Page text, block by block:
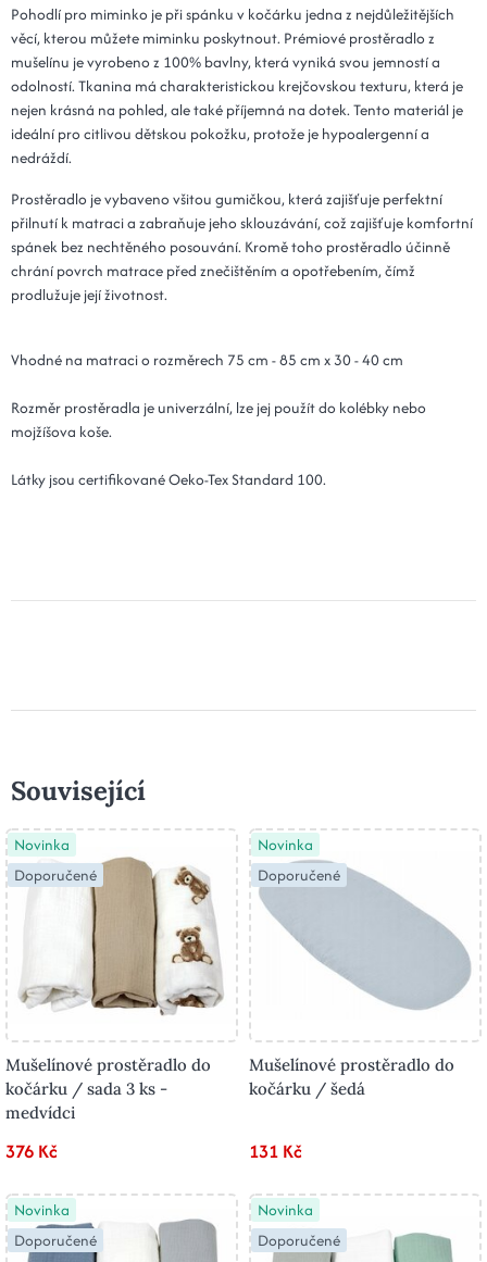
Pohodlí pro miminko je při spánku v kočárku jedna z nejdůležitějších
věcí, kterou můžete miminku poskytnout. Prémiové prostěradlo z
mušelínu je vyrobeno z 100% bavlny, která vyniká svou jemností a
odolností. Tkanina má charakteristickou krejčovskou texturu, která je
nejen krásná na pohled, ale také příjemná na dotek. Tento materiál je
ideální pro citlivou dětskou pokožku, protože je hypoalergenní a
nedráždí.
Prostěradlo je vybaveno všitou gumičkou, která zajišťuje perfektní
přilnutí k matraci a zabraňuje jeho sklouzávání, což zajišťuje komfortní
spánek bez nechtěného posouvání. Kromě toho prostěradlo účinně
chrání povrch matrace před znečištěním a opotřebením, čímž
prodlužuje její životnost.
Vhodné na matraci o rozměrech 75 cm - 85 cm x 30 - 40 cm
Rozměr prostěradla je univerzální, lze jej použít do kolébky nebo
mojžíšova koše.
Látky jsou certifikované Oeko-Tex Standard 100.
Související
Novinka
Doporučené
Mušelínové prostěradlo do
kočárku / sada 3 ks -
medvídci
376 Kč
Novinka
Doporučené
Mušelínové prostěradlo do
kočárku / šedá
131 Kč
Novinka
Doporučené
Novinka
Doporučené